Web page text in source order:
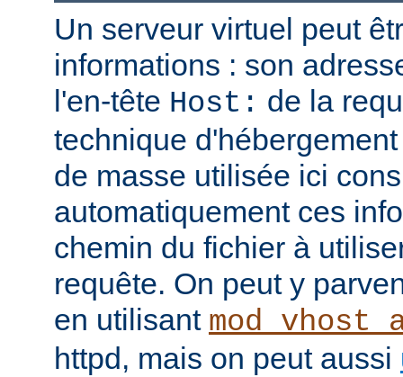
Un serveur virtuel peut
informations : son
l'en-tête Host: de la
technique
de masse utilisée ici
automatiquement ces
chemin du fichier à
requête. On peut y
en utilisant
httpd, mais on peut aussi